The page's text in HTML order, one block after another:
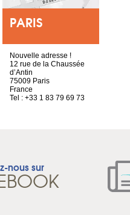
PARIS
Nouvelle adresse !
12 rue de la Chaussée
d’Antin
75009 Paris
France
Tel : +33 1 83 79 69 73
nous sur